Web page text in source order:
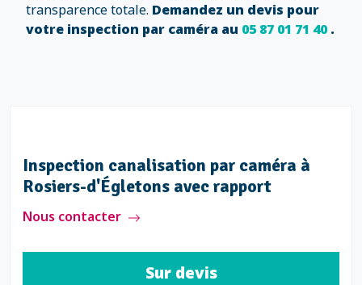
transparence totale. Demandez un devis pour
votre inspection par caméra au 05 87 01 71 40.
Inspection canalisation par caméra à
Rosiers-d'Égletons avec rapport
Nous contacter
Sur devis